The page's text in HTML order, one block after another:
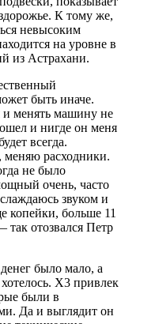
К тому же,
невысоким
на уровне в
из Астрахани.
быть иначе.
и менять машину не
и нигде он меня
всегда.
меняю расходники.
не было
очень, часто
звуком и
копейки, больше 11
так отозвался Петр
было мало, а
Х3 привлек
были в
Да и выглядит он